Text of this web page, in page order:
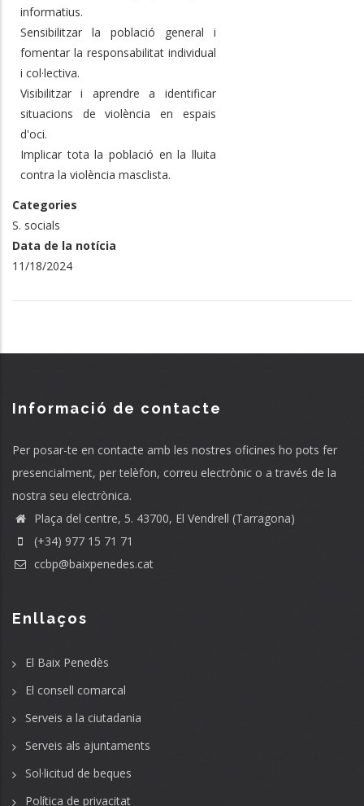
informatius.
Sensibilitzar la població general i
fomentar la responsabilitat individual
i col·lectiva.
Visibilitzar i aprendre a identificar
situacions de violència en espais
d'oci.
Implicar tota la població en la lluita
contra la violència masclista.
Categories
S. socials
Data de la notícia
11/18/2024
Informació de contacte
Per posar-te en contacte amb les nostres oficines ho pots fer
presencialment, per telèfon, correu electrònic o a través de la
nostra seu electrònica.
Plaça del centre, 5. 43700, El Vendrell (Tarragona)
(+34) 977 15 71 71
ccbp@baixpenedes.cat
Enllaços
El Baix Penedès
El consell comarcal
Serveis a la ciutadania
Serveis als ajuntaments
Sol·licitud de beques
Política de privacitat